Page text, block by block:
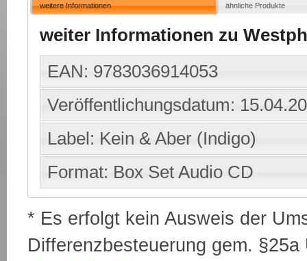
weitere Informationen ähnliche Produkte
weiter Informationen zu
EAN: 9783036914053
Veröffentlichungsdatum:
Label: Kein & Aber (Indigo)
Format: Box Set Audio CD
* Es erfolgt kein Ausweis der
Differenzbesteuerung gem.